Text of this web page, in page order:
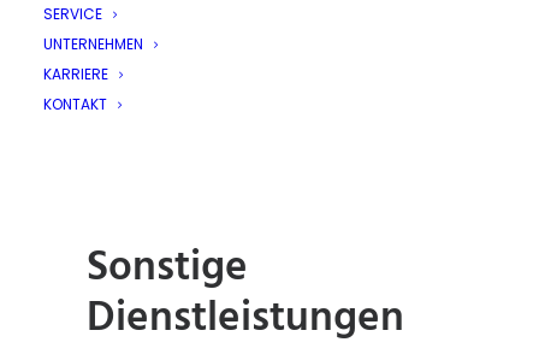
SERVICE
UNTERNEHMEN
KARRIERE
KONTAKT
Sonstige
Dienstleistungen